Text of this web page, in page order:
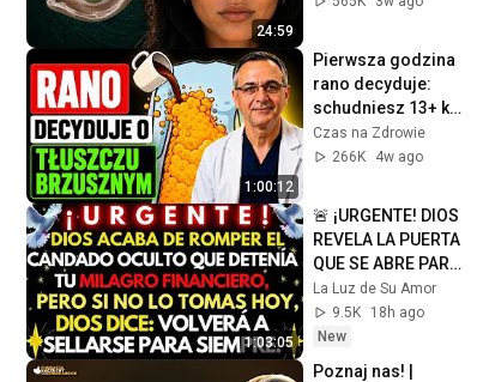
24:59
1:00:12
Pierwsza godzina
rano decyduje:
schudniesz 13+ kg
ALBO przytyjesz!
Czas na Zdrowie
266K
4w ago
1:03:05
🚨 ¡URGENTE! DIOS
REVELA LA PUERTA
QUE SE ABRE PARA
TU RIQUEZA HOY
La Luz de Su Amor
9.5K
18h ago
New
Poznaj nas! |